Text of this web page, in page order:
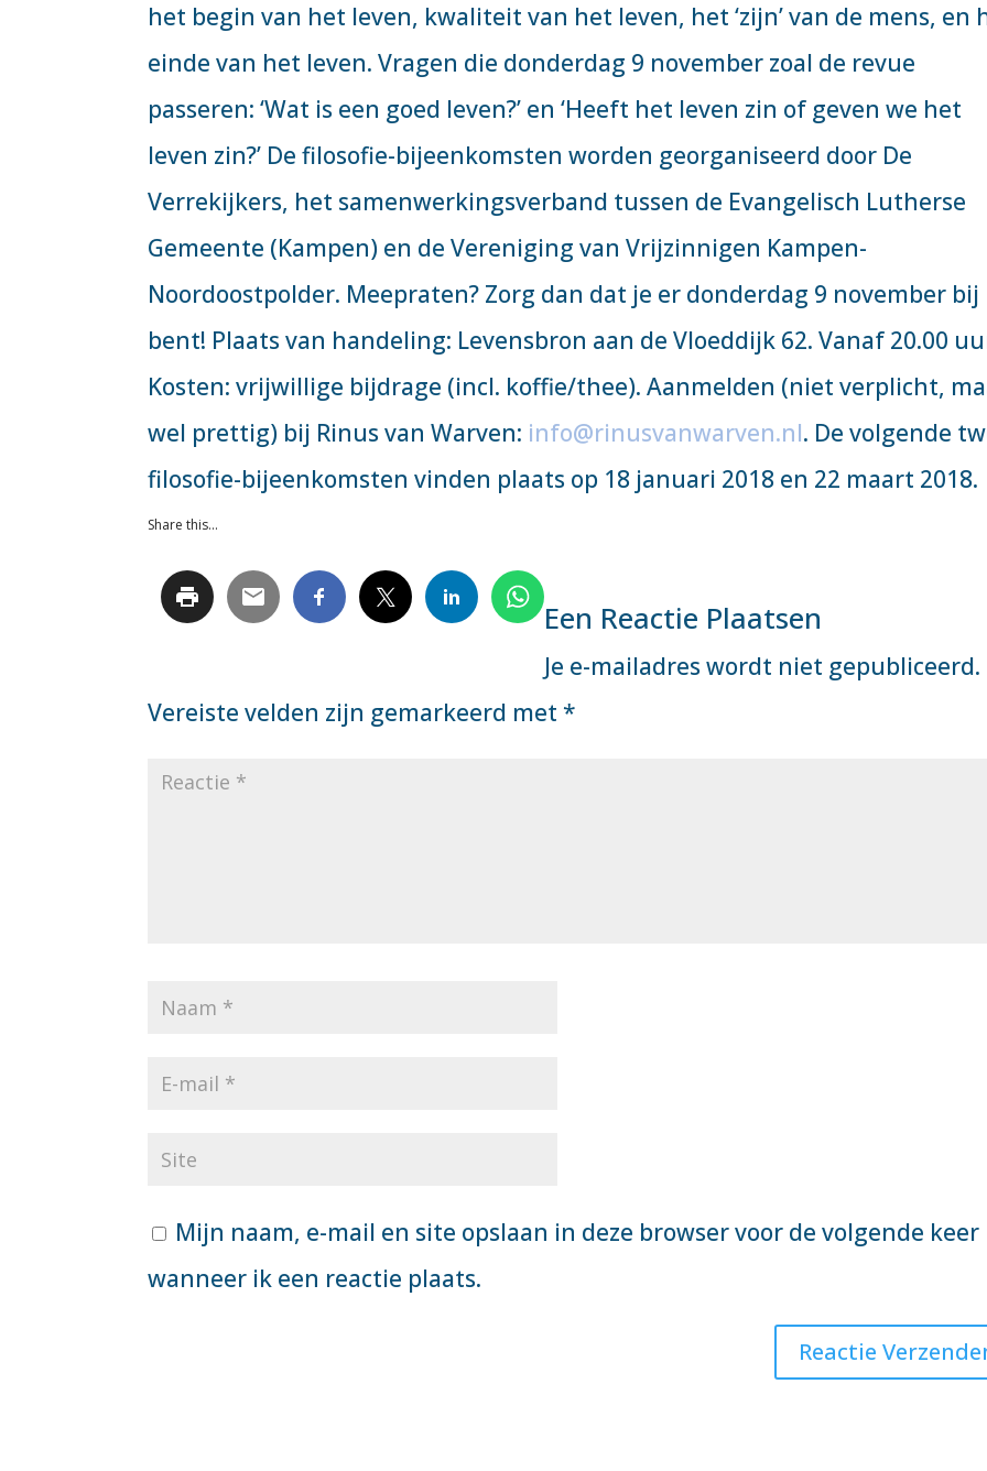
het begin van het leven, kwaliteit van het leven, het ‘zijn’ van de mens, en
einde van het leven. Vragen die donderdag 9 november zoal de revue
passeren: ‘Wat is een goed leven?’ en ‘Heeft het leven zin of geven we het
leven zin?’ De filosofie-bijeenkomsten worden georganiseerd door De
Verrekijkers, het samenwerkingsverband tussen de Evangelisch Lutherse
Gemeente (Kampen) en de Vereniging van Vrijzinnigen Kampen-
Noordoostpolder. Meepraten? Zorg dan dat je er donderdag 9 november bij
bent! Plaats van handeling: Levensbron aan de Vloeddijk 62. Vanaf 20.00
Kosten: vrijwillige bijdrage (incl. koffie/thee). Aanmelden (niet verplicht,
wel prettig) bij Rinus van Warven: info@rinusvanwarven.nl. De volgende
filosofie-bijeenkomsten vinden plaats op 18 januari 2018 en 22 maart 2018.
Share this...
Een Reactie Plaatsen
Je e-mailadres wordt niet gepubliceerd.
Vereiste velden zijn gemarkeerd met *
Mijn naam, e-mail en site opslaan in deze browser voor de volgende keer
wanneer ik een reactie plaats.